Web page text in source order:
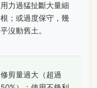
用力過猛扯斷大量細
根；或過度保守，幾
乎沒動舊土。
修剪量過大（超過